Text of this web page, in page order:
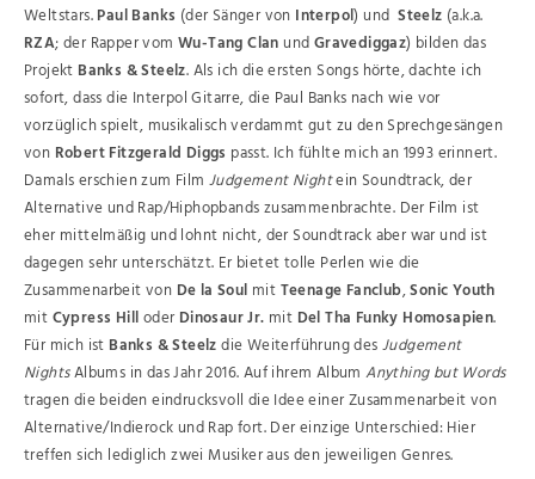
Weltstars.Paul Banks (der Sänger von Interpol) undSteelz (a.k.a.
RZA; der Rapper vomWu-Tang Clan undGravediggaz) bilden das
Projekt Banks & Steelz. Als ich die ersten Songs hörte, dachte ich
sofort, dass die Interpol Gitarre, die Paul Banks nach wie vor
vorzüglich spielt, musikalisch verdammt gut zu den Sprechgesängen
von Robert Fitzgerald Diggs passt. Ich fühlte mich an 1993 erinnert.
Damals erschien zum Film Judgement Nightein Soundtrack, der
Alternative und Rap/Hiphopbands zusammenbrachte. Der Film ist
eher mittelmäßig und lohnt nicht, der Soundtrack aber war und ist
dagegen sehr unterschätzt. Er bietet tolle Perlen wie die
Zusammenarbeit von De la Soul mitTeenage Fanclub,Sonic Youth
mitCypress Hilloder Dinosaur Jr. mit Del Tha Funky Homosapien.
Für mich ist Banks & Steelzdie Weiterführung desJudgement
NightsAlbums in das Jahr 2016. Auf ihrem AlbumAnything but Words
tragen die beiden eindrucksvoll die Idee einer Zusammenarbeit von
Alternative/Indierock und Rap fort. Der einzige Unterschied: Hier
treffen sich lediglich zwei Musiker aus den jeweiligen Genres.